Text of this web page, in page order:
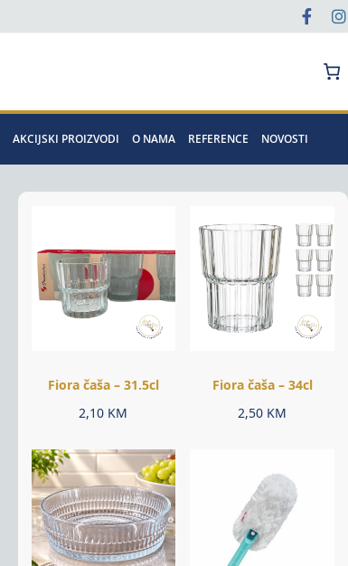
AKCIJSKI PROIZVODI O NAMA REFERENCE NOVOSTI
Fiora čaša – 31.5cl
2,10 KM
Fiora čaša – 34cl
2,50 KM